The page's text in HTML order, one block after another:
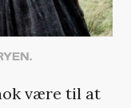
være til at